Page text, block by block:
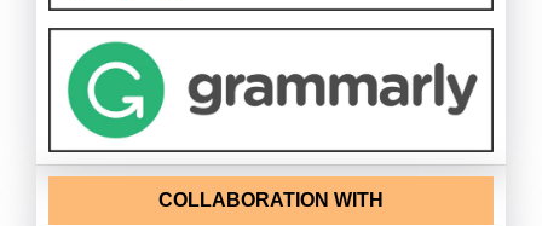
COLLABORATION WITH